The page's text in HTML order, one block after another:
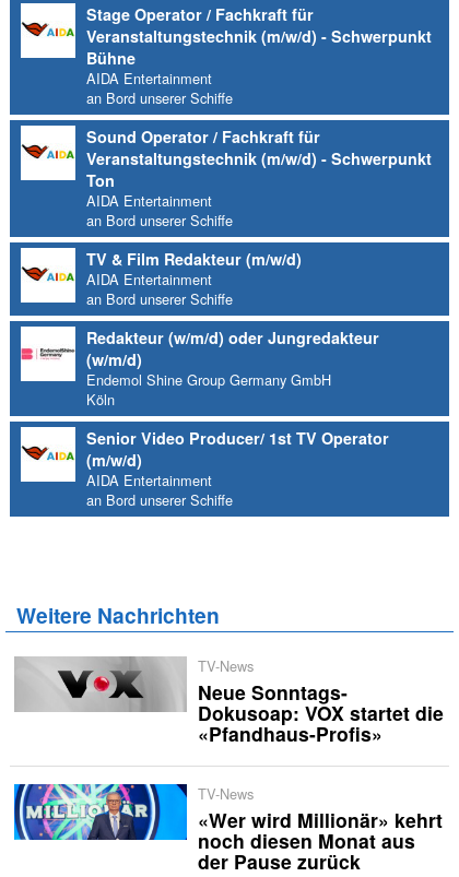
Stage Operator / Fachkraft für
Veranstaltungstechnik (m/w/d) - Schwerpunkt
Bühne
AIDA Entertainment
an Bord unserer Schiffe
Sound Operator / Fachkraft für
Veranstaltungstechnik (m/w/d) - Schwerpunkt
Ton
AIDA Entertainment
an Bord unserer Schiffe
TV & Film Redakteur (m/w/d)
AIDA Entertainment
an Bord unserer Schiffe
Redakteur (w/m/d) oder Jungredakteur
(w/m/d)
Endemol Shine Group Germany GmbH
Köln
Senior Video Producer/ 1st TV Operator
(m/w/d)
AIDA Entertainment
an Bord unserer Schiffe
Weitere Nachrichten
TV-News
Neue Sonntags-
Dokusoap: VOX startet die
«Pfandhaus-Profis»
TV-News
«Wer wird Millionär» kehrt
noch diesen Monat aus
der Pause zurück